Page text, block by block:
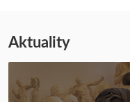
Aktuality